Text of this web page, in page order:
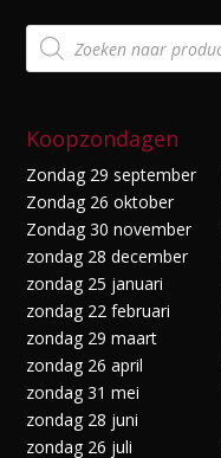
Producten
zoeken
Koopzondagen
Zondag 29 september
Zondag 26 oktober
Zondag 30 november
zondag 28 december
zondag 25 januari
zondag 22 februari
zondag 29 maart
zondag 26 april
zondag 31 mei
zondag 28 juni
zondag 26 juli